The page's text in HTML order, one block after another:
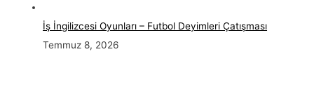
İş İngilizcesi Oyunları – Futbol Deyimleri Çatışması
Temmuz 8, 2026